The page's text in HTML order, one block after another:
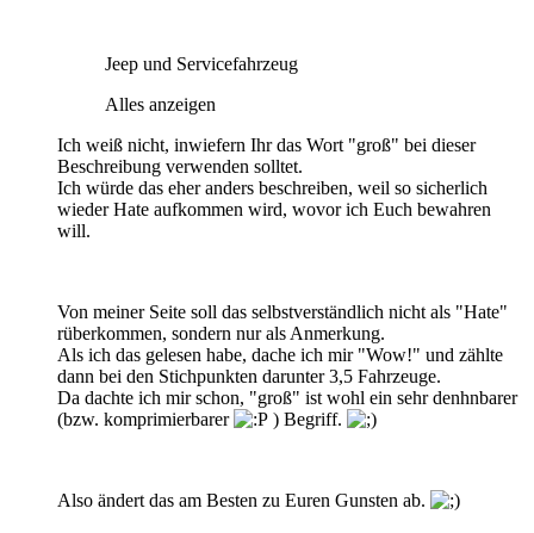
Jeep und Servicefahrzeug
Alles anzeigen
Ich weiß nicht, inwiefern Ihr das Wort "groß" bei dieser
Beschreibung verwenden solltet.
Ich würde das eher anders beschreiben, weil so sicherlich
wieder Hate aufkommen wird, wovor ich Euch bewahren
will.
Von meiner Seite soll das selbstverständlich nicht als "Hate"
rüberkommen, sondern nur als Anmerkung.
Als ich das gelesen habe, dache ich mir "Wow!" und zählte
dann bei den Stichpunkten darunter 3,5 Fahrzeuge.
Da dachte ich mir schon, "groß" ist wohl ein sehr denhnbarer
(bzw. komprimierbarer
) Begriff.
Also ändert das am Besten zu Euren Gunsten ab.